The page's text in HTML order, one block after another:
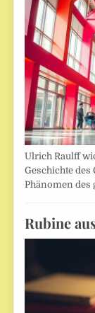
Ulrich Raulff
Geschichte
Phänomen des
Rubine